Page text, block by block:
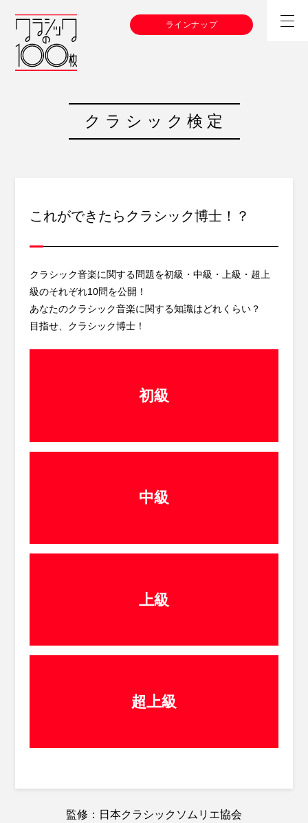
ラインナップ
クラシック検定
これができたらクラシック博士！？
クラシック音楽に関する問題を初級・中級・上級・超上
級のそれぞれ10問を公開！
あなたのクラシック音楽に関する知識はどれくらい？
目指せ、クラシック博士！
初級
中級
上級
超上級
監修：日本クラシックソムリエ協会